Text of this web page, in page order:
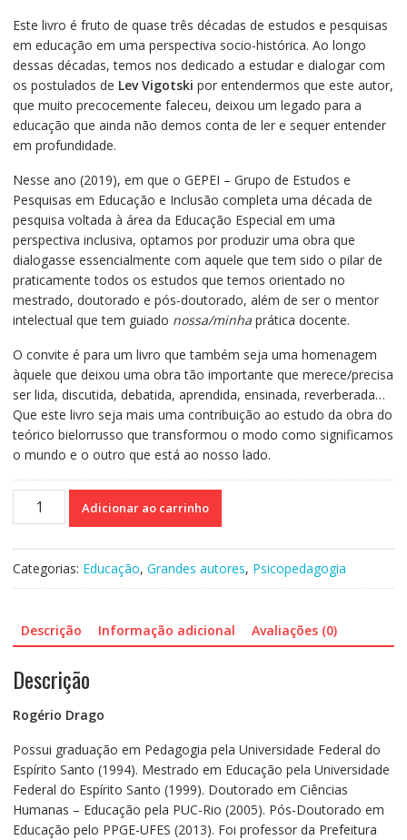
Este livro é fruto de quase três décadas de estudos e pesquisas
em educação em uma perspectiva socio-histórica. Ao longo
dessas décadas, temos nos dedicado a estudar e dialogar com
os postulados de Lev Vigotski por entendermos que este autor,
que muito precocemente faleceu, deixou um legado para a
educação que ainda não demos conta de ler e sequer entender
em profundidade.
Nesse ano (2019), em que o GEPEI – Grupo de Estudos e
Pesquisas em Educação e Inclusão completa uma década de
pesquisa voltada à área da Educação Especial em uma
perspectiva inclusiva, optamos por produzir uma obra que
dialogasse essencialmente com aquele que tem sido o pilar de
praticamente todos os estudos que temos orientado no
mestrado, doutorado e pós-doutorado, além de ser o mentor
intelectual que tem guiado nossa/minha prática docente.
O convite é para um livro que também seja uma homenagem
àquele que deixou uma obra tão importante que merece/precisa
ser lida, discutida, debatida, aprendida, ensinada, reverberada…
Que este livro seja mais uma contribuição ao estudo da obra do
teórico bielorrusso que transformou o modo como significamos
o mundo e o outro que está ao nosso lado.
Vigotski
quantidade
Adicionar ao carrinho
Categorias: Educação, Grandes autores, Psicopedagogia
Descrição Informação adicional Avaliações (0)
Descrição
Rogério Drago
Possui graduação em Pedagogia pela Universidade Federal do
Espírito Santo (1994). Mestrado em Educação pela Universidade
Federal do Espírito Santo (1999). Doutorado em Ciências
Humanas – Educação pela PUC-Rio (2005). Pós-Doutorado em
Educação pelo PPGE-UFES (2013). Foi professor da Prefeitura